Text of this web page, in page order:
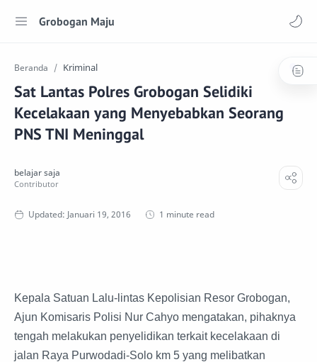
Grobogan Maju
Beranda Kriminal
Sat Lantas Polres Grobogan Selidiki
Kecelakaan yang Menyebabkan Seorang
PNS TNI Meninggal
1 minute read
Kepala Satuan Lalu-lintas Kepolisian Resor Grobogan,
Ajun Komisaris Polisi Nur Cahyo mengatakan, pihaknya
tengah melakukan penyelidikan terkait kecelakaan di
jalan Raya Purwodadi-Solo km 5 yang melibatkan